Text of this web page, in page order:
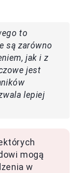
to
są zarówno
jak i z
jest
lepiej
mogą
w